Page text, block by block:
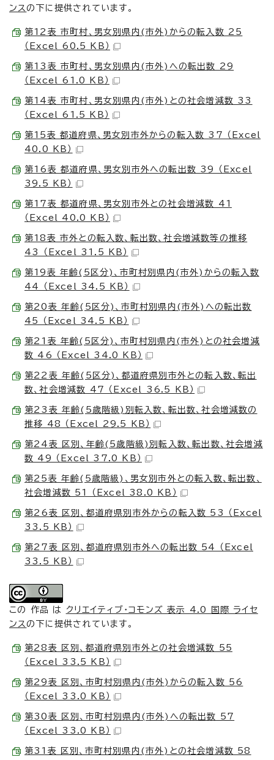
ンスの下に提供されています。
第12表 市町村、男女別県内(市外)からの転入数 25
（Excel 60.5 KB）
第13表 市町村、男女別県内(市外)への転出数 29
（Excel 61.0 KB）
第14表 市町村、男女別県内(市外)との社会増減数 33
（Excel 61.5 KB）
第15表 都道府県、男女別市外からの転入数 37 （Excel
40.0 KB）
第16表 都道府県、男女別市外への転出数 39 （Excel
39.5 KB）
第17表 都道府県、男女別市外との社会増減数 41
（Excel 40.0 KB）
第18表 市外との転入数、転出数、社会増減数等の推移
43 （Excel 31.5 KB）
第19表 年齢(5区分)、市町村別県内(市外)からの転入数
44 （Excel 34.5 KB）
第20表 年齢(5区分)、市町村別県内(市外)への転出数
45 （Excel 34.5 KB）
第21表 年齢(5区分)、市町村別県内(市外)との社会増減
数 46 （Excel 34.0 KB）
第22表 年齢(5区分)、都道府県別市外との転入数、転出
数、社会増減数 47 （Excel 36.5 KB）
第23表 年齢(5歳階級)別転入数、転出数、社会増減数の
推移 48 （Excel 29.5 KB）
第24表 区別、年齢(5歳階級)別転入数、転出数、社会増減
数 49 （Excel 37.0 KB）
第25表 年齢(5歳階級)、男女別市外との転入数、転出数、
社会増減数 51 （Excel 38.0 KB）
第26表 区別、都道府県別市外からの転入数 53 （Excel
33.5 KB）
第27表 区別、都道府県別市外への転出数 54 （Excel
33.5 KB）
この 作品 は クリエイティブ・コモンズ 表示 4.0 国際 ライセ
ンスの下に提供されています。
第28表 区別、都道府県別市外との社会増減数 55
（Excel 33.5 KB）
第29表 区別、市町村別県内(市外)からの転入数 56
（Excel 33.0 KB）
第30表 区別、市町村別県内(市外)への転出数 57
（Excel 33.0 KB）
第31表 区別、市町村別県内(市外)との社会増減数 58